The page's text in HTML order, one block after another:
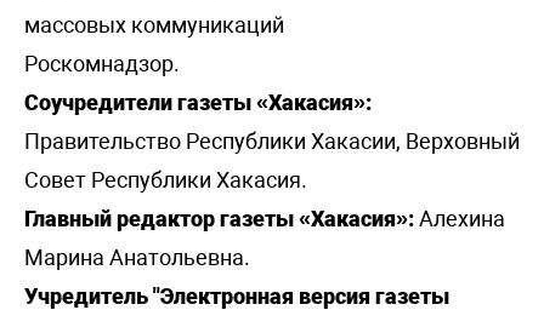
массовых коммуникаций
Роскомнадзор.
Соучредители газеты «Хакасия»:
Правительство Республики Хакасии, Верховный
Совет Республики Хакасия.
Главный редактор газеты «Хакасия»:Алехина
Марина Анатольевна.
Учредитель "Электронная версия газеты